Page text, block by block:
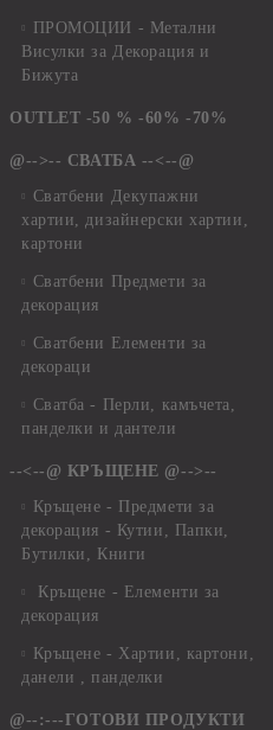
ПРОМОЦИИ - Метални
Висулки за Декорация и
Бижута
OUTLET -50 % -60% -70%
@-->-- СВАТБА --<--@
Сватбени Декупажни
хартии, дизайнерски хартии,
картони
Сватбени Предмети за
декорация
Сватбени Елементи за
декораци
Сватба - Перли, камъчета,
панделки и дантели
--<--@ КРЪЩЕНЕ @-->--
Кръщене - Предмети за
декорация - Кутии, Папки,
Бутилки, Книги
Кръщене - Елементи за
декорация
Кръщене - Хартии, картони,
данели , панделки
@--:---ГОТОВИ ПРОДУКТИ